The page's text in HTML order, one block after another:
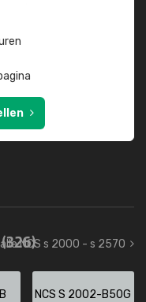
(326)
alle NCS s 2000 - s 2570
NCS S 2002-B50G